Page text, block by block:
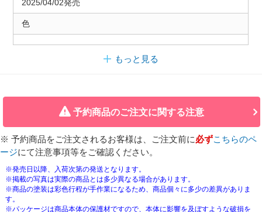
2025/04/02発売
色
もっと見る
予約商品のご注文に関する注意
※ 予約商品をご注文されるお客様は、ご注文前に必ずこちらのペ
ージにて注意事項等をご確認ください。
※発売日以降、入荷次第の発送となります。
※掲載の写真は実際の商品とは多少異なる場合があります。
※商品の塗装は彩色行程が手作業になるため、商品個々に多少の差異がありま
す。
※パッケージは商品本体の保護材ですので、本体に影響を及ぼすような破損を